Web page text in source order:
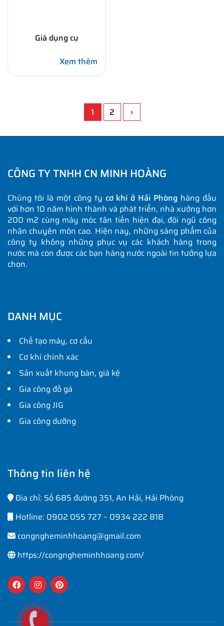
Giá dụng cụ
Xem thêm
1 2 ›
CÔNG TY TNHH CN MINH HOÀNG
Chúng tôi là một công ty cơ khí ở Hải Phòng hàng đầu
với hơn 10 năm hình thành và phát triển, nhà xưởng hơn
200 m2 cùng máy móc tân tiến hiện đại, đội ngũ công
nhân chuyên môn cao. Hiện nay, những sàng phẩm của
công ty không những phục vụ các khách hàng trong
nước mà còn được các bạn hàng nước ngoài tin tưởng lựa
chọn.
DANH MỤC
Chế tạo máy, cơ cấu
Cơ khí chính xác
Sản xuất khung bàn, giá kệ
Gia công đồ gá
Gia công JIG
Gia công dưỡng
Thông tin liên hệ
Địa chỉ: Số 685 đường 351, An Hải, Hải Phòng
Hotline: 0902 055 727 – 0934 222 818
congngheminhhoang@gmail.com
https://congngheminhhoang.com/